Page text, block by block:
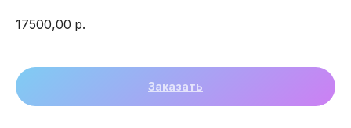
17500,00 р.
Заказать